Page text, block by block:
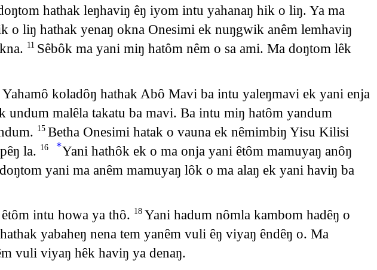
hathak leŋhaviŋ êŋ iyom intu yahanaŋ hik o liŋ. Ya ma
o liŋ hathak yenaŋ okna Onesimi ek nuŋgwik anêm lemhaviŋ
11 Sêbôk ma yani miŋ hatôm nêm o sa ami. Ma doŋtom lêk
Yahamô koladôŋ hathak Abô Mavi ba intu yaleŋmavi ek yani enja
undum malêla takatu ba mavi. Ba intu miŋ hatôm yandum
15 Betha Onesimi hatak o vauna ek nêmimbiŋ Yisu Kilisi
la. 16 *Yani hathôk ek o ma onja yani êtôm mamuyaŋ anôŋ
yani ma anêm mamuyaŋ lôk o ma alaŋ ek yani haviŋ ba
intu howa ya thô. 18 Yani hadum nômla kambom hadêŋ o
yabaheŋ nena tem yanêm vuli êŋ viyaŋ êndêŋ o. Ma
vuli viyaŋ hêk haviŋ ya denaŋ.